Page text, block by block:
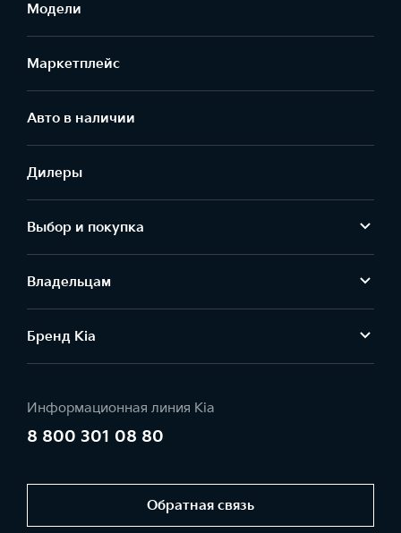
Модели
Маркетплейс
Aвто в наличии
Дилеры
Выбор и покупка
Владельцам
Бренд Kia
Информационная линия Kia
8 800 301 08 80
Обратная связь